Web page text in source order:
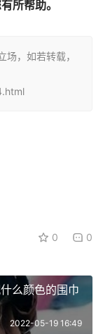
所帮助。
，如若转载，
0 0
么颜色的围巾
2022-05-19 16:49